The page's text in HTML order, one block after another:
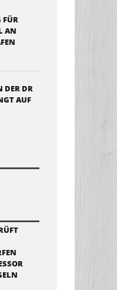
FÜR
AN
DER DR
AUF